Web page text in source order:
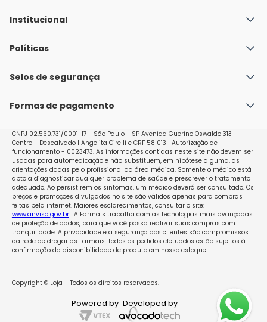
Institucional
Quem Somos
Nossas lojas
Políticas
Política de Envio
Políticas de Trocas e Devoluções
Selos de segurança
Formas de pagamento
CNPJ 02.560.731/0001-17 - São Paulo - SP Avenida Guerino Oswaldo 313 -
Centro - Descalvado | Angelita Cirelli e CRF 58 013 | Autorização de
funcionamento - 0023473. As informações contidas neste site não devem ser
usadas para automedicação e não substituem, em hipótese alguma, as
orientações dadas pelo profissional da área médica. Somente o médico está
apto a diagnosticar qualquer problema de saúde e prescrever o tratamento
adequado. Ao persistirem os sintomas, um médico deverá ser consultado. Os
preços e promoções divulgados no site são válidos apenas para compras
feitas pela internet. Maiores esclarecimentos, consultar o site:
www.anvisa.gov.br. A Farmais trabalha com as tecnologias mais avançadas
de proteção de dados, para que você possa realizar suas compras com
tranqüilidade. A privacidade e a segurança dos clientes são compromissos
da rede de drogarias Farmais. Todos os pedidos efetuados estão sujeitos à
confirmação da disponibilidade de produto em nosso estoque.
Copyright © Loja - Todos os direitos reservados.
Powered by Developed by